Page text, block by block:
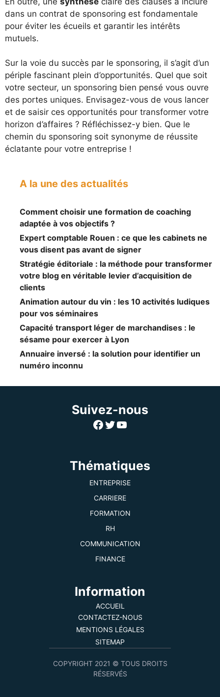
dans un contrat de sponsoring est fondamentale
pour éviter les écueils et garantir les intérêts
mutuels.
Sur la voie du succès par le sponsoring, il s’agit d’un
périple fascinant plein d’opportunités. Quel que soit
votre secteur, un sponsoring bien pensé vous ouvre
des portes uniques. Envisagez-vous de vous lancer
et de saisir ces opportunités pour transformer votre
horizon d’affaires ? Réfléchissez-y bien. Que le
chemin du sponsoring soit synonyme de réussite
éclatante pour votre entreprise !
A la une des actualités
Comment choisir une formation de coaching
adaptée à vos objectifs ?
Expert comptable Rouen : ce que les cabinets ne
vous disent pas avant de signer
Stratégie éditoriale : la méthode pour transformer
votre blog en véritable levier d’acquisition de
clients
Animation autour du vin : les 10 activités ludiques
pour vos séminaires
Capacité transport léger de marchandises : le
sésame pour exercer à Lyon
Annuaire inversé : la solution pour identifier un
numéro inconnu
Suivez-nous
Facebook
Twitter
YouTube
Thématiques
ENTREPRISE
CARRIERE
FORMATION
RH
COMMUNICATION
FINANCE
Information
ACCUEIL
CONTACTEZ-NOUS
MENTIONS LÉGALES
SITEMAP
COPYRIGHT 2021 © TOUS DROITS
RÉSERVÉS